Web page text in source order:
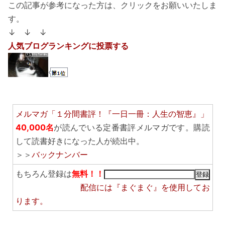
この記事が参考になった方は、クリックをお願いいたしま
す。
↓ ↓ ↓
人気ブログランキングに投票する
メルマガ「１分間書評！『一日一冊：人生の智恵』」
40,000名が読んでいる定番書評メルマガです。購読
して読書好きになった人が続出中。
＞＞ バックナンバー
もちろん登録は無料！！
配信には 『まぐまぐ』 を使用してお
ります。